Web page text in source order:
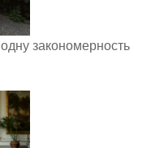
закономерность